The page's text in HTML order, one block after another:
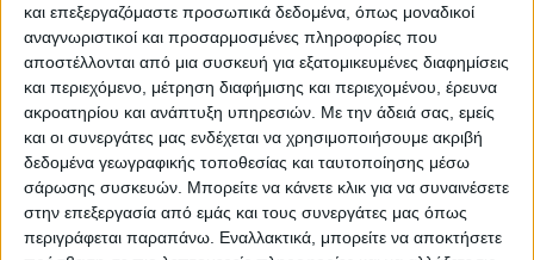
και επεξεργαζόμαστε προσωπικά δεδομένα, όπως μοναδικοί
αναγνωριστικοί και προσαρμοσμένες πληροφορίες που
αποστέλλονται από μια συσκευή για εξατομικευμένες διαφημίσεις
και περιεχόμενο, μέτρηση διαφήμισης και περιεχομένου, έρευνα
ακροατηρίου και ανάπτυξη υπηρεσιών. Με την άδειά σας, εμείς
και οι συνεργάτες μας ενδέχεται να χρησιμοποιήσουμε ακριβή
δεδομένα γεωγραφικής τοποθεσίας και ταυτοποίησης μέσω
σάρωσης συσκευών. Μπορείτε να κάνετε κλικ για να συναινέσετε
στην επεξεργασία από εμάς και τους συνεργάτες μας όπως
περιγράφεται παραπάνω. Εναλλακτικά, μπορείτε να αποκτήσετε
ολομέλεια της Βουλής θα αποφασίσει με
μυστική ψηφοφορία για τη συγκρότηση ή
μη της Ειδικής Κοινοβουλευτικής Επιτροπής
για τη διεξαγωγή Προκαταρκτικής
Εξέτασης.
Τελευταίες Ειδήσεις Σήμερα